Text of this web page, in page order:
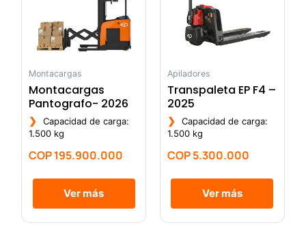
Montacargas
Montacargas
Pantografo- 2026
❯
Capacidad de carga:
1.500 kg
COP195.900.000
Ver más
Apiladores
Transpaleta EP F4 –
2025
❯
Capacidad de carga:
1.500 kg
COP5.300.000
Ver más